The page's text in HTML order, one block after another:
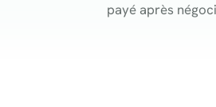
payé après